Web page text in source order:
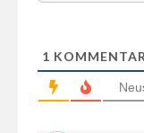
1 KOMMENTAR